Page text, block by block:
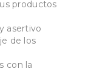
productos
asertivo
de los
con la